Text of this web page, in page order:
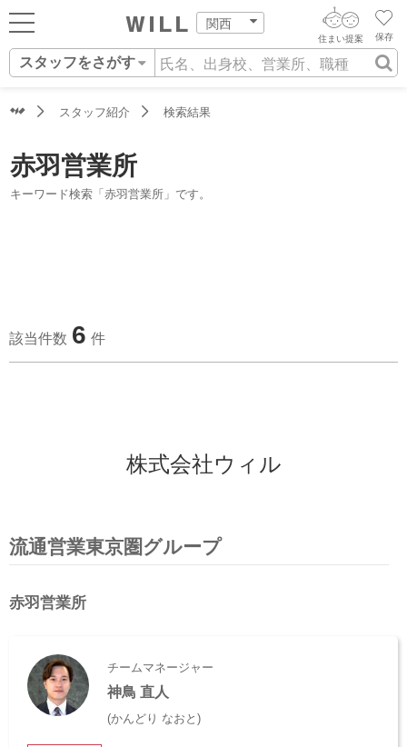
関西
ログイン
新規会員登録
住まいをさがす
保存
住まい提案
スタッフをさがす
住まいをさがす
自宅の相場をみる
住まい事例をさが
AIウィルくんの提案
AI住まい提案を受ける
AI査定・チャット相談する
スタッフ紹介 検索結果
赤羽営業所
キーワード検索「赤羽営業所」です。
該当件数 6 件
株式会社ウィル
流通営業東京圏グループ
赤羽営業所
チームマネージャー
神鳥 直人
(かんどり なおと)